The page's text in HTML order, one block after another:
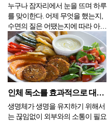
누구나 잠자리에서 눈을 뜨며 하루
를 맞이한다. 어제 무엇을 했는지,
수면의 질은 어땠는지에 따라 아침
의 상태가 결정된다. 깊고 달게 잠
을 잤음에도 불구하고 피곤한 기운
이 남아 있다면 전날 과음이나 흡
연 또는 과식을 했기 때문에 간에
서 제대로 된 해독을 하지 못해서
그럴 수 있으며, 손발...
인체 독소를 효과적으로 대응하는 방법 4가지
생명체가 생명을 유지하기 위해서
는 끊임없이 외부와의 소통이 필요